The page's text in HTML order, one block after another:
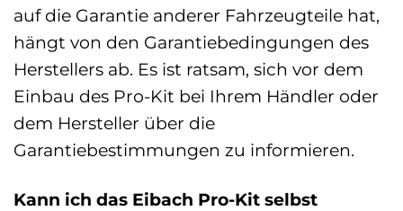
auf die Garantie anderer Fahrzeugteile hat,
hängt von den Garantiebedingungen des
Herstellers ab. Es ist ratsam, sich vor dem
Einbau des Pro-Kit bei Ihrem Händler oder
dem Hersteller über die
Garantiebestimmungen zu informieren.
Kann ich das Eibach Pro-Kit selbst